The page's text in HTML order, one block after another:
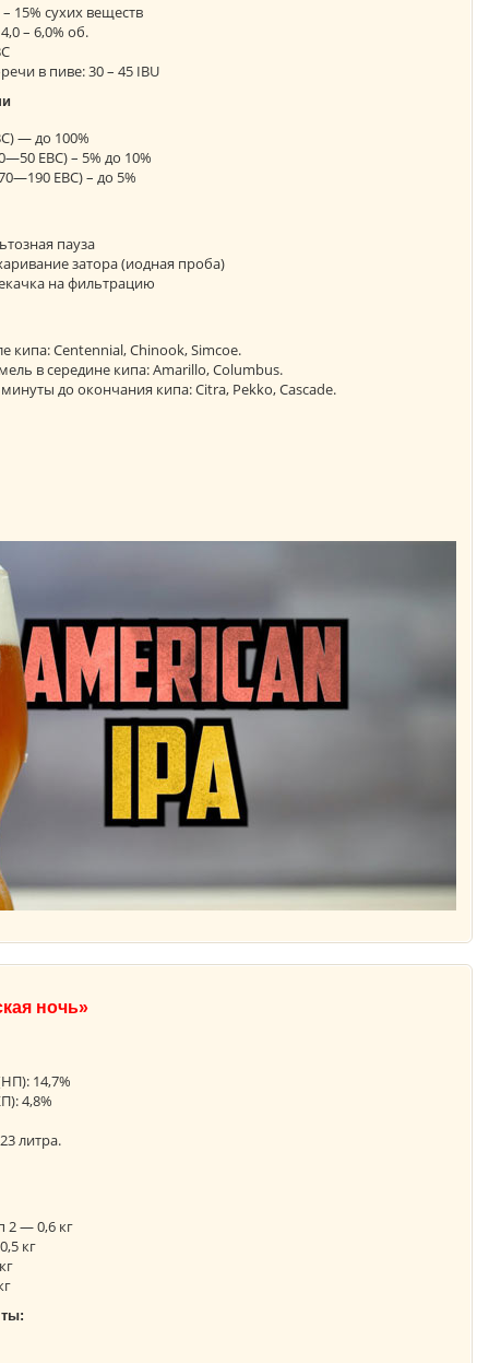
15% сухих веществ
– 6,0% об.
в пиве: 30 – 45 IBU
— до 100%
EBC) – 5% до 10%
EBC) – до 5%
пауза
затора (иодная проба)
на фильтрацию
кипа: Centennial, Chinook, Simcoe.
в середине кипа: Amarillo, Columbus.
до окончания кипа: Citra, Pekko, Cascade.
ночь»
14,7%
4,8%
литра.
2 — 0,6 кг
кг